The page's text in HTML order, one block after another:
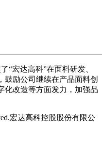
宏达高科”在面料研发、
鼓励公司继续在产品面料创
化改造等方面发力，加强品
宏达高科控股股份有限公